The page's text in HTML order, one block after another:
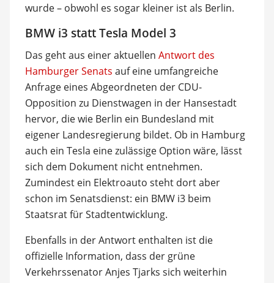
wurde – obwohl es sogar kleiner ist als Berlin.
BMW i3 statt Tesla Model 3
Das geht aus einer aktuellen Antwort des
Hamburger Senats auf eine umfangreiche
Anfrage eines Abgeordneten der CDU-
Opposition zu Dienstwagen in der Hansestadt
hervor, die wie Berlin ein Bundesland mit
eigener Landesregierung bildet. Ob in Hamburg
auch ein Tesla eine zulässige Option wäre, lässt
sich dem Dokument nicht entnehmen.
Zumindest ein Elektroauto steht dort aber
schon im Senatsdienst: ein BMW i3 beim
Staatsrat für Stadtentwicklung.
Ebenfalls in der Antwort enthalten ist die
offizielle Information, dass der grüne
Verkehrssenator Anjes Tjarks sich weiterhin